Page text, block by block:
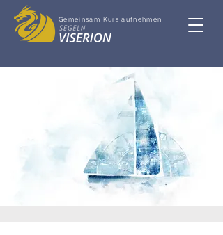
Gemeinsam Kurs aufnehmen